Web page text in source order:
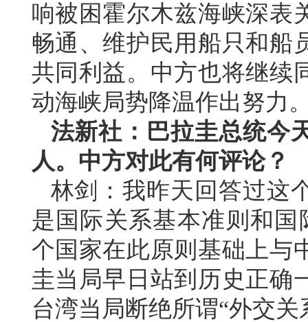
响被困霍尔木兹海峡深表
畅通、维护民用船只和船
共同利益。中方也将继续
动海峡局势降温作出努力
法新社：巴拉圭总统今
人。中方对此有何评论？
林剑：我昨天回答过这
是国际关系基本准则和
个国家在此原则基础上与
圭当局早日站到历史正确
台湾当局断绝所谓“外交关